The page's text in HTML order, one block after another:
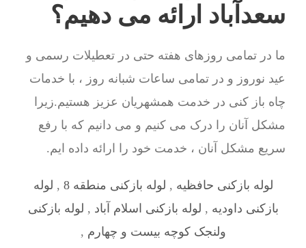
سعدآباد ارائه می دهیم؟
ما در تمامی روزهای هفته حتی در تعطیلات رسمی و
عید نوروز و در تمامی ساعات شبانه روز ، با خدمات
چاه باز کنی در خدمت همشهریان عزیز هستیم.زیرا
مشکل آنان را درک می کنیم و می دانیم که با رفع
سریع مشکل آنان ، خدمت خود را ارائه داده ایم.
لوله بازکنی حافظیه , لوله بازکنی منطقه 8 , لوله
بازکنی داودیه , لوله بازکنی اسلام آباد , لوله بازکنی
ولنجک کوچه بیست و چهارم ,